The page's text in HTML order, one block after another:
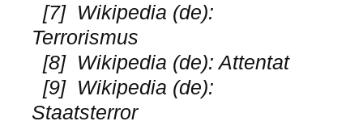
[7] Wikipedia (de):
Terrorismus
[8] Wikipedia (de): Attentat
[9] Wikipedia (de):
Staatsterror